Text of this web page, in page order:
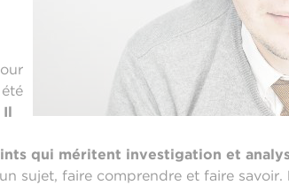
Il
qui méritent investigation et
sujet, faire comprendre et faire savoir.